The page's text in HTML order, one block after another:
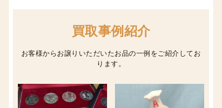
買取事例紹介
お客様からお譲りいただいたお品の一例をご紹介してお
ります。